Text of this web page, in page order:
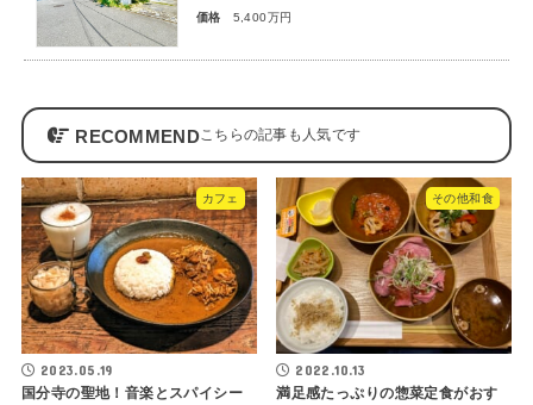
価格
5,400万円
RECOMMEND
カフェ
2023.05.19
国分寺の聖地！音楽とスパイシー
その他和食
2022.10.13
満足感たっぷりの惣菜定食がおす